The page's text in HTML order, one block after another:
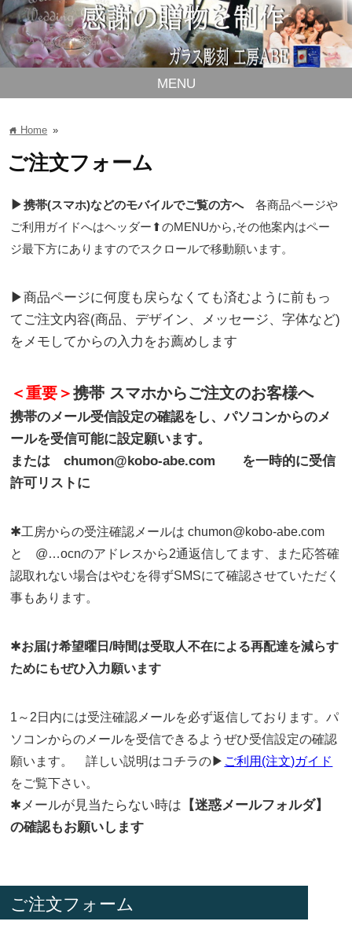
MENU
home Home »
ご注文フォーム
▶携帯(スマホ)などのモバイルでご覧の方へ各商品ページや
ご利用ガイドへはヘッダー⬆のMENUから,その他案内はペー
ジ最下方にありますのでスクロールで移動願います。
▶商品ページに何度も戻らなくても済むように前もっ
てご注文内容(商品、デザイン、メッセージ、字体など)
をメモしてからの入力をお薦めします
＜重要＞携帯 スマホからご注文のお客様へ
携帯のメール受信設定の確認をし、パソコンからのメ
ールを受信可能に設定願います。
または chumon@kobo-abe.com を一時的に受信
許可リストに
✱工房からの受注確認メールは chumon@kobo-abe.com
と @…ocnのアドレスから2通返信してます、また応答確
認取れない場合はやむを得ずSMSにて確認させていただく
事もあります。
✱お届け希望曜日/時間は受取人不在による再配達を減らす
ためにもぜひ入力願います
1～2日内には受注確認メールを必ず返信しております。パ
ソコンからのメールを受信できるようぜひ受信設定の確認
願います。 詳しい説明はコチラの▶ ご利用(注文)ガイド
をご覧下さい。
✱メールが見当たらない時は 【迷惑メールフォルダ】
の確認もお願いします
ご注文フォーム